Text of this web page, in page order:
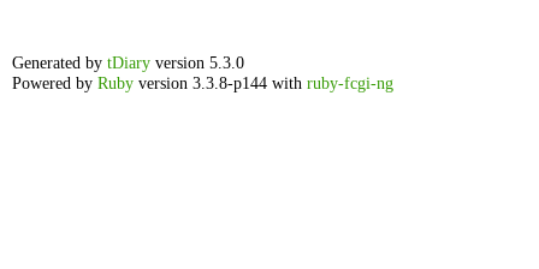
Generated by tDiary version 5.3.0
Powered by Ruby version 3.3.8-p144 with ruby-fcgi-ng